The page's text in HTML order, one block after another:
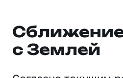
с Землей